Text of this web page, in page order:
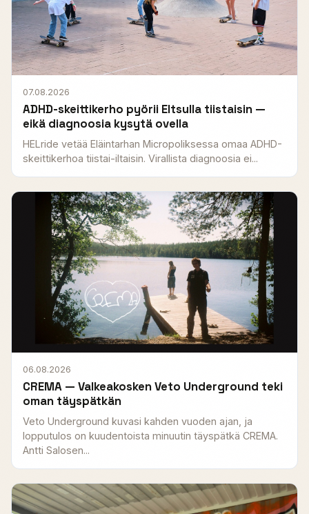
07.08.2026
ADHD-skeittikerho pyörii Eltsulla tiistaisin —
eikä diagnoosia kysytä ovella
HELride vetää Eläintarhan Micropoliksessa omaa ADHD-
skeittikerhoa tiistai-iltaisin. Virallista diagnoosia ei...
06.08.2026
CREMA — Valkeakosken Veto Underground teki
oman täyspätkän
Veto Underground kuvasi kahden vuoden ajan, ja
lopputulos on kuudentoista minuutin täyspätkä CREMA.
Antti Salosen...